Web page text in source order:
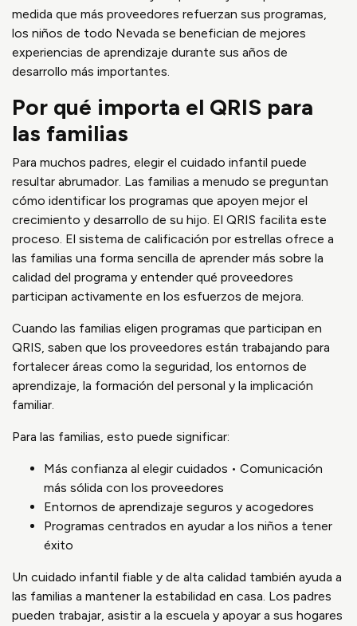
medida que más proveedores refuerzan sus programas,
los niños de todo Nevada se benefician de mejores
experiencias de aprendizaje durante sus años de
desarrollo más importantes.
Por qué importa el QRIS para
las familias
Para muchos padres, elegir el cuidado infantil puede
resultar abrumador. Las familias a menudo se preguntan
cómo identificar los programas que apoyen mejor el
crecimiento y desarrollo de su hijo. El QRIS facilita este
proceso. El sistema de calificación por estrellas ofrece a
las familias una forma sencilla de aprender más sobre la
calidad del programa y entender qué proveedores
participan activamente en los esfuerzos de mejora.
Cuando las familias eligen programas que participan en
QRIS, saben que los proveedores están trabajando para
fortalecer áreas como la seguridad, los entornos de
aprendizaje, la formación del personal y la implicación
familiar.
Para las familias, esto puede significar:
Más confianza al elegir cuidados • Comunicación
más sólida con los proveedores
Entornos de aprendizaje seguros y acogedores
Programas centrados en ayudar a los niños a tener
éxito
Un cuidado infantil fiable y de alta calidad también ayuda a
las familias a mantener la estabilidad en casa. Los padres
pueden trabajar, asistir a la escuela y apoyar a sus hogares